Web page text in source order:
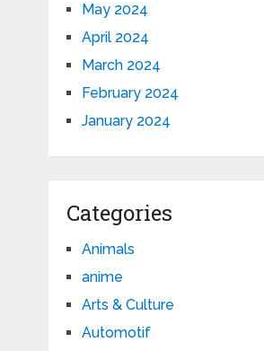
May 2024
April 2024
March 2024
February 2024
January 2024
Categories
Animals
anime
Arts & Culture
Automotif